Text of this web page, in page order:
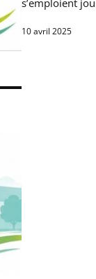
10 avril 2025